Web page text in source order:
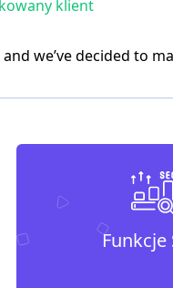
klient
we’ve decided to
Funkcje